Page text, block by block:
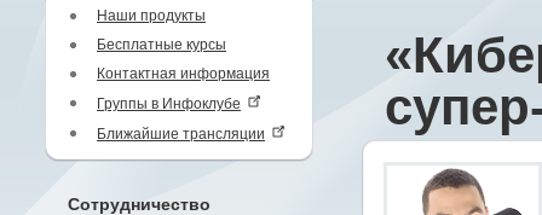
Наши продукты
Бесплатные курсы
Контактная информация
Группы в Инфоклубе
Ближайшие трансляции
Сотрудничество